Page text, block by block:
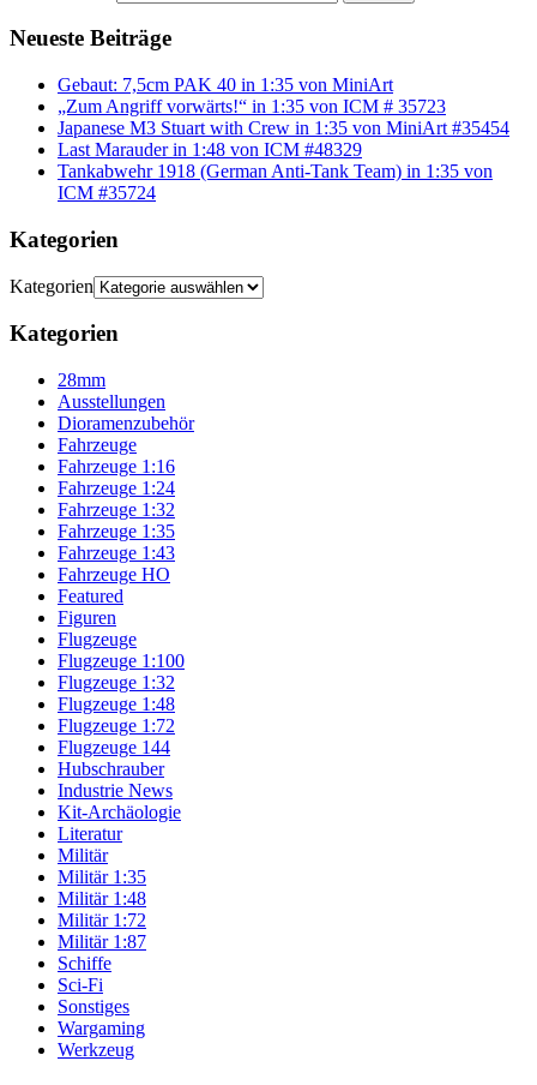
Neueste Beiträge
Gebaut: 7,5cm PAK 40 in 1:35 von MiniArt
„Zum Angriff vorwärts!“ in 1:35 von ICM # 35723
Japanese M3 Stuart with Crew in 1:35 von MiniArt #35454
Last Marauder in 1:48 von ICM #48329
Tankabwehr 1918 (German Anti-Tank Team) in 1:35 von
ICM #35724
Kategorien
Kategorien
Kategorien
28mm
Ausstellungen
Dioramenzubehör
Fahrzeuge
Fahrzeuge 1:16
Fahrzeuge 1:24
Fahrzeuge 1:32
Fahrzeuge 1:35
Fahrzeuge 1:43
Fahrzeuge HO
Featured
Figuren
Flugzeuge
Flugzeuge 1:100
Flugzeuge 1:32
Flugzeuge 1:48
Flugzeuge 1:72
Flugzeuge 144
Hubschrauber
Industrie News
Kit-Archäologie
Literatur
Militär
Militär 1:35
Militär 1:48
Militär 1:72
Militär 1:87
Schiffe
Sci-Fi
Sonstiges
Wargaming
Werkzeug